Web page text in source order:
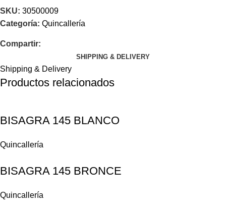
SKU: 30500009
Categoría: Quincallería
Compartir:
SHIPPING & DELIVERY
Shipping & Delivery
Productos relacionados
BISAGRA 145 BLANCO
Quincallería
BISAGRA 145 BRONCE
Quincallería